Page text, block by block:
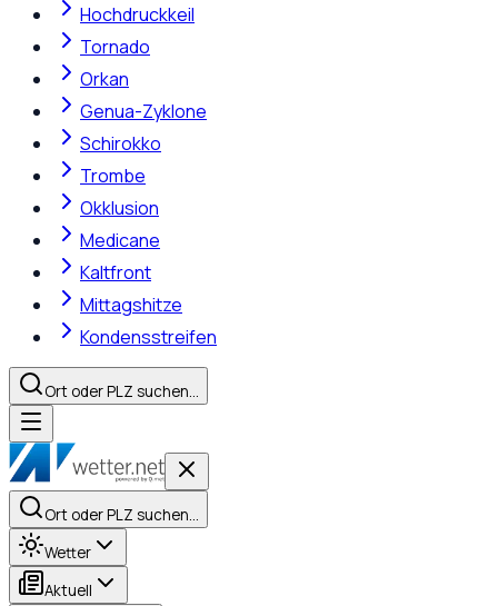
Hochdruckkeil
Tornado
Orkan
Genua-Zyklone
Schirokko
Trombe
Okklusion
Medicane
Kaltfront
Mittagshitze
Kondensstreifen
Ort oder PLZ suchen…
Ort oder PLZ suchen…
Wetter
Aktuell